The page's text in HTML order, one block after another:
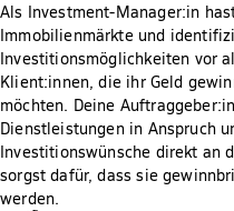
Als Investment-Manager:in
Immobilienmärkte und
Investitionsmöglichkeiten vor
Klient:innen, die ihr Geld
möchten. Deine
Dienstleistungen in Anspruch
Investitionswünsche direkt an
sorgst dafür, dass sie
werden.